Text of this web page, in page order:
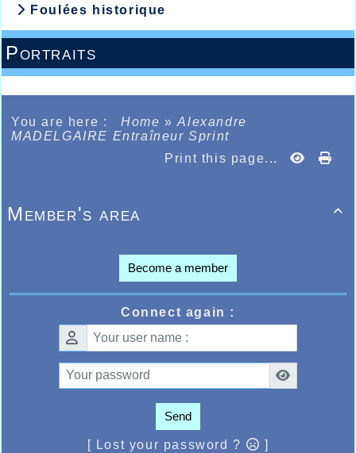
Foulées historique
Portraits
You are here : Home»Alexandre
MADELGAIRE Entraîneur Sprint
Print this page...

Member's area
Become a member
Connect again :
Send
[ Lost your password ? ]